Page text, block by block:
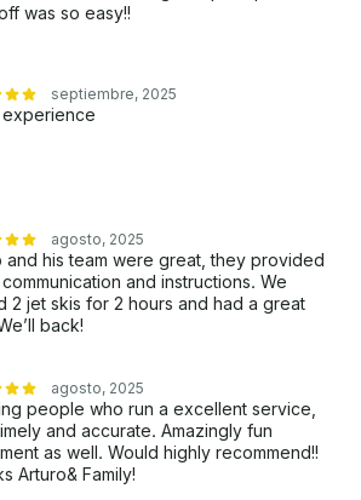
was so easy!!
septiembre, 2025
experience
agosto, 2025
and his team were great, they provided
and instructions. We
2 jet skis for 2 hours and had a great
back!
agosto, 2025
people who run a excellent service,
and accurate. Amazingly fun
as well. Would highly recommend!!
Arturo& Family!